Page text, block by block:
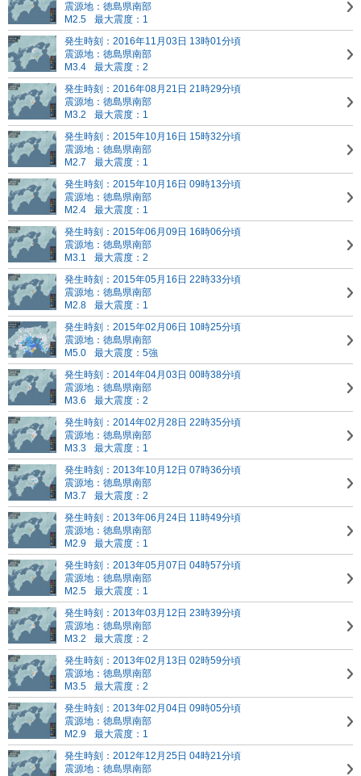
震源地：徳島県南部
M2.5
最大震度：1
発生時刻：2016年11月03日 13時01分頃
震源地：徳島県南部
M3.4
最大震度：2
発生時刻：2016年08月21日 21時29分頃
震源地：徳島県南部
M3.2
最大震度：1
発生時刻：2015年10月16日 15時32分頃
震源地：徳島県南部
M2.7
最大震度：1
発生時刻：2015年10月16日 09時13分頃
震源地：徳島県南部
M2.4
最大震度：1
発生時刻：2015年06月09日 16時06分頃
震源地：徳島県南部
M3.1
最大震度：2
発生時刻：2015年05月16日 22時33分頃
震源地：徳島県南部
M2.8
最大震度：1
発生時刻：2015年02月06日 10時25分頃
震源地：徳島県南部
M5.0
最大震度：5強
発生時刻：2014年04月03日 00時38分頃
震源地：徳島県南部
M3.6
最大震度：2
発生時刻：2014年02月28日 22時35分頃
震源地：徳島県南部
M3.3
最大震度：1
発生時刻：2013年10月12日 07時36分頃
震源地：徳島県南部
M3.7
最大震度：2
発生時刻：2013年06月24日 11時49分頃
震源地：徳島県南部
M2.9
最大震度：1
発生時刻：2013年05月07日 04時57分頃
震源地：徳島県南部
M2.5
最大震度：1
発生時刻：2013年03月12日 23時39分頃
震源地：徳島県南部
M3.2
最大震度：2
発生時刻：2013年02月13日 02時59分頃
震源地：徳島県南部
M3.5
最大震度：2
発生時刻：2013年02月04日 09時05分頃
震源地：徳島県南部
M2.9
最大震度：1
発生時刻：2012年12月25日 04時21分頃
震源地：徳島県南部